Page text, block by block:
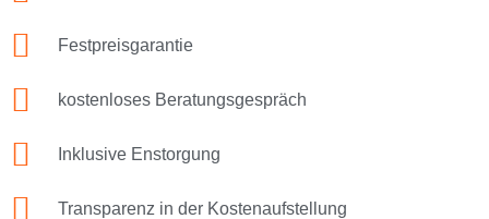
Festpreisgarantie
kostenloses Beratungsgespräch
Inklusive Enstorgung
Transparenz in der Kostenaufstellung